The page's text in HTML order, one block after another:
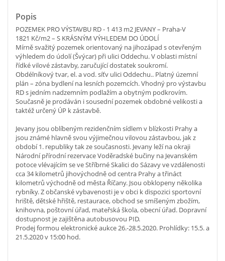
Popis
POZEMEK PRO VÝSTAVBU RD - 1 413 m2 JEVANY – Praha-V
1821 Kč/m2 – S KRÁSNÝM VÝHLEDEM DO ÚDOLÍ
Mírně svažitý pozemek orientovaný na jihozápad s otevřeným
výhledem do údolí (Švýcar) při ulici Oddechu. V oblasti místní
řídké vilové zástavby, zaručující dostatek soukromí.
Obdélníkový tvar, el. a vod. síťv ulici Oddechu.. Platný územní
plán – zóna bydlení na lesních pozemcích. Vhodný pro výstavbu
RD s jedním nadzemním podlažím a obytným podkrovím.
Současně je prodáván i sousední pozemek obdobné velikosti a
taktéž určený ÚP k zástavbě.
Jevany jsou oblíbeným rezidenčním sídlem v blízkosti Prahy a
jsou známé hlavně svou výjimečnou vilovou zástavbou, jak z
období 1. republiky tak ze současnosti. Jevany leží na okraji
Národní přírodní rezervace Voděradské bučiny na Jevanském
potoce vlévajícím se ve Stříbrné Skalici do Sázavy ve vzdálenosti
cca 34 kilometrů jihovýchodně od centra Prahy a třináct
kilometrů východně od města Říčany. Jsou obklopeny několika
rybníky. Z občanské vybavenosti je v obci k dispozici sportovní
hriště, dětské hřiště, restaurace, obchod se smíšeným zbožím,
knihovna, poštovní úřad, mateřská škola, obecní úřad. Dopravní
dostupnost je zajištěna autobusovou PID.
Prodej formou elektronické aukce 26.-28.5.2020. Prohlídky: 15.5. a
21.5.2020 v 15:00 hod.